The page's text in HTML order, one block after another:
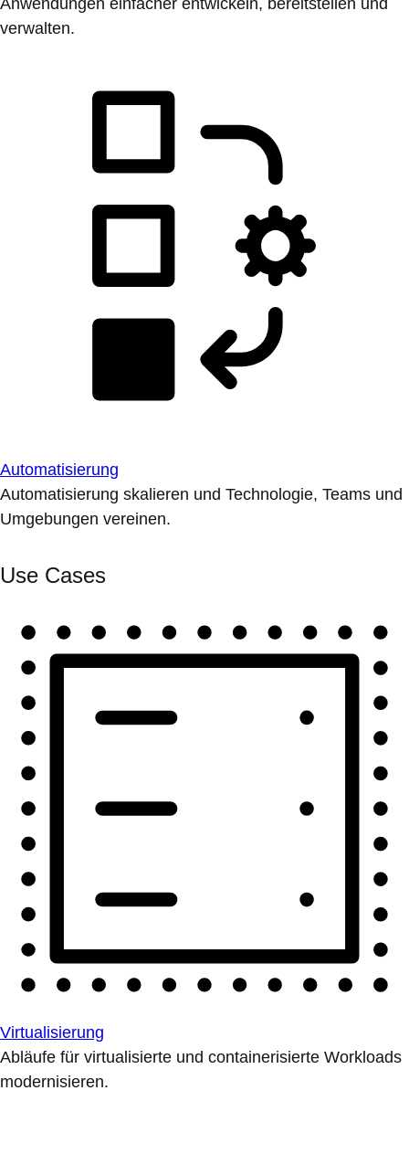
Anwendungen einfacher entwickeln, bereitstellen und
verwalten.
Automatisierung
Automatisierung skalieren und Technologie, Teams und
Umgebungen vereinen.
Use Cases
Virtualisierung
Abläufe für virtualisierte und containerisierte Workloads
modernisieren.